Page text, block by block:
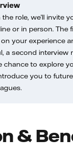
role, we’ll invite
or in person. The
your experience
a second interview
chance to explore
you to future
&